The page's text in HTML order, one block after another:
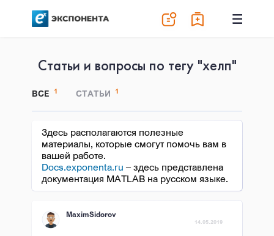
Статьи и вопросы по тегу "хелп"
ВСЕ 1 СТАТЬИ 1
Здесь располагаются полезные
материалы, которые смогут помочь вам в
вашей работе.
Docs.exponenta.ru – здесь представлена
документация MATLAB на русском языке.
14.05.2019
MaximSidorov